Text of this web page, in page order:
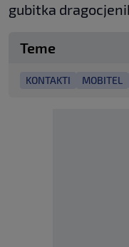
gubitka
Teme
KONTAKTI MOBITEL